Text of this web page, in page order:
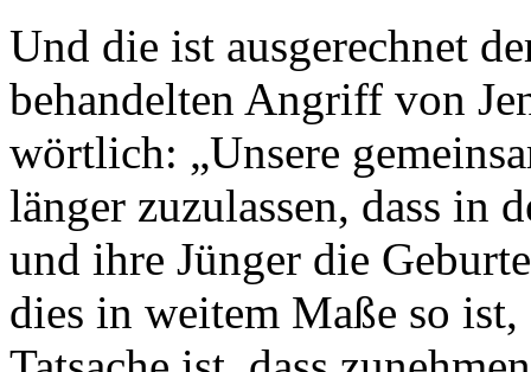
Und die ist ausgerechnet
behandelten Angriff von
wörtlich: „Unsere
länger zuzulassen, dass in
und ihre Jünger die
dies in weitem Maße so